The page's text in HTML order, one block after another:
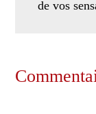
de vos